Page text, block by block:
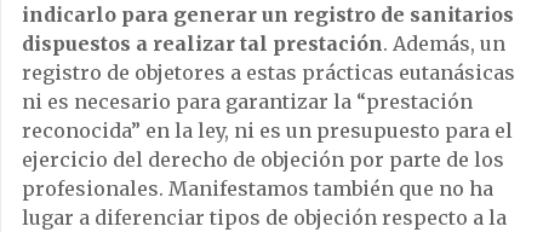
indicarlo para generar un registro de sanitarios
dispuestos a realizar tal prestación. Además, un
registro de objetores a estas prácticas eutanásicas
ni es necesario para garantizar la “prestación
reconocida” en la ley, ni es un presupuesto para el
ejercicio del derecho de objeción por parte de los
profesionales. Manifestamos también que no ha
lugar a diferenciar tipos de objeción respecto a la